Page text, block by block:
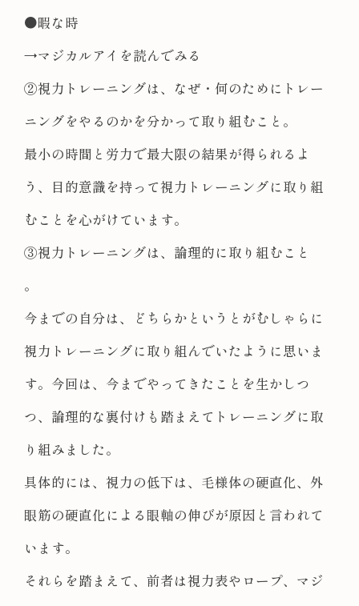
●暇な時
→マジカルアイを読んでみる
②視力トレーニングは、なぜ・何のためにトレー
ニングをやるのかを分かって取り組むこと。
最小の時間と労力で最大限の結果が得られるよ
う、目的意識を持って視力トレーニングに取り組
むことを心がけています。
③視力トレーニングは、論理的に取り組むこと
。
今までの自分は、どちらかというとがむしゃらに
視力トレーニングに取り組んでいたように思いま
す。今回は、今までやってきたことを生かしつ
つ、論理的な裏付けも踏まえてトレーニングに取
り組みました。
具体的には、視力の低下は、毛様体の硬直化、外
眼筋の硬直化による眼軸の伸びが原因と言われて
います。
それらを踏まえて、前者は視力表やロープ、マジ